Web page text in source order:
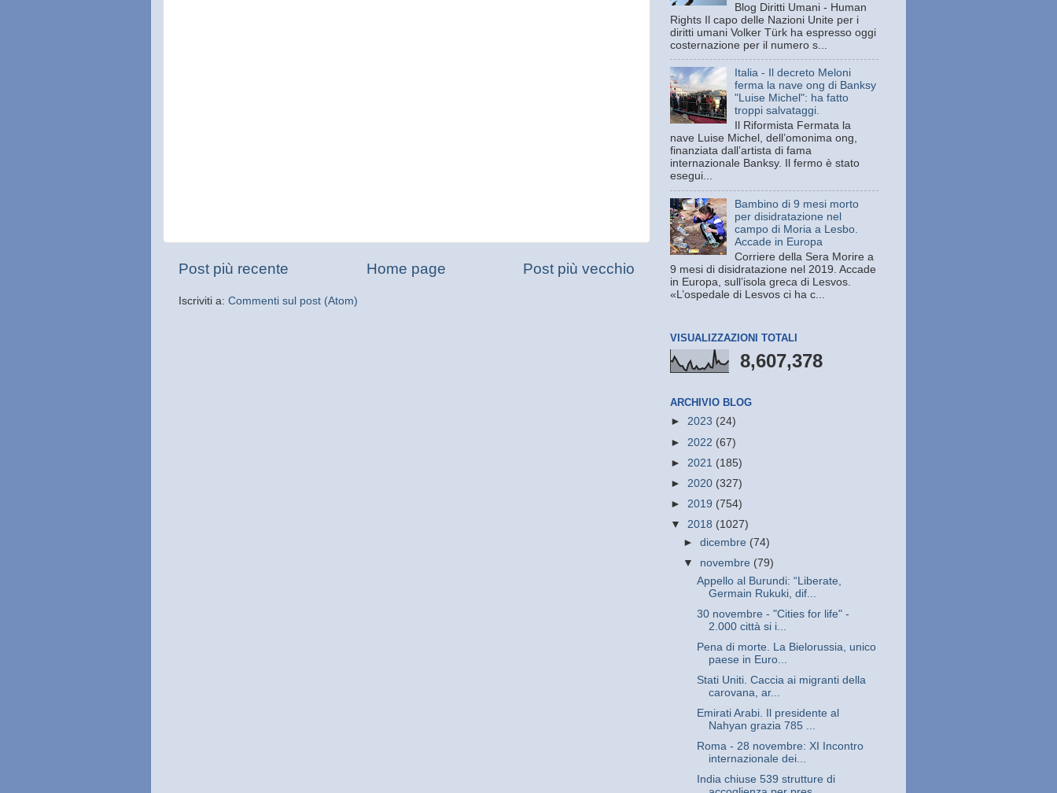
Post più recente Post più vecchio
Home page
Iscriviti a: Commenti sul post (Atom)
Blog Diritti Umani - Human
Rights Il capo delle Nazioni Unite per i
diritti umani Volker Türk ha espresso oggi
costernazione per il numero s...
Italia - Il decreto Meloni
ferma la nave ong di Banksy
"Luise Michel": ha fatto
troppi salvataggi.
Il Riformista Fermata la
nave Luise Michel, dell’omonima ong,
finanziata dall’artista di fama
internazionale Banksy. Il fermo è stato
esegui...
Bambino di 9 mesi morto
per disidratazione nel
campo di Moria a Lesbo.
Accade in Europa
Corriere della Sera Morire a
9 mesi di disidratazione nel 2019. Accade
in Europa, sull’isola greca di Lesvos.
«L’ospedale di Lesvos ci ha c...
VISUALIZZAZIONI TOTALI
8,607,378
ARCHIVIO BLOG
► 2023 (24)
► 2022 (67)
► 2021 (185)
► 2020 (327)
► 2019 (754)
▼ 2018 (1027)
►dicembre (74)
▼ novembre (79)
Appello al Burundi: “Liberate,
Germain Rukuki, dif...
30 novembre - "Cities for life" -
2.000 città si i...
Pena di morte. La Bielorussia, unico
paese in Euro...
Stati Uniti. Caccia ai migranti della
carovana, ar...
Emirati Arabi. Il presidente al
Nahyan grazia 785 ...
Roma - 28 novembre: XI Incontro
internazionale dei...
India chiuse 539 strutture di